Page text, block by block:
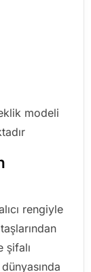
modeli
rengiyle
şifalı